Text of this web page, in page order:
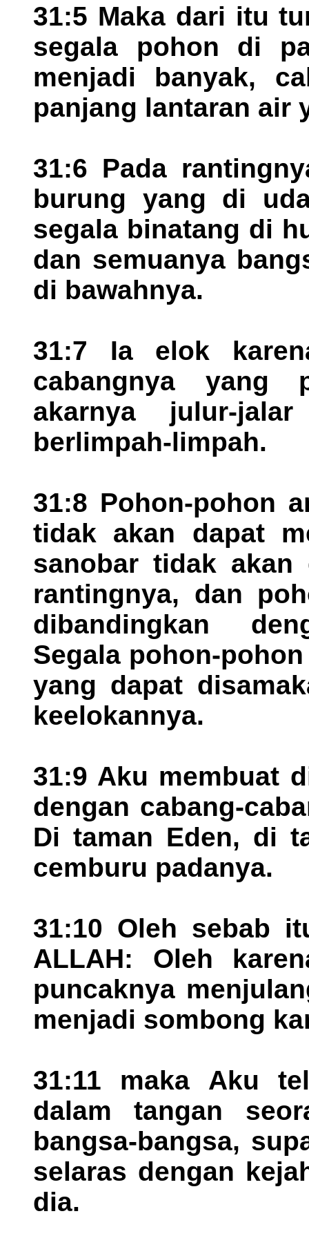
31:5 Maka dari itu
segala pohon di
menjadi banyak,
panjang lantaran air
31:6 Pada
burung yang di
segala binatang di
dan semuanya
di bawahnya.
31:7 Ia elok
cabangnya yang
akarnya julur-
berlimpah-limpah.
31:8 Pohon-pohon
tidak akan dapat
sanobar tidak akan
rantingnya, dan
dibandingkan
Segala pohon-
yang dapat
keelokannya.
31:9 Aku membuat
dengan cabang-
Di taman Eden, di
cemburu padanya.
31:10 Oleh sebab
ALLAH: Oleh
puncaknya
menjadi sombong
31:11 maka Aku
dalam tangan
bangsa-bangsa,
selaras dengan
dia.